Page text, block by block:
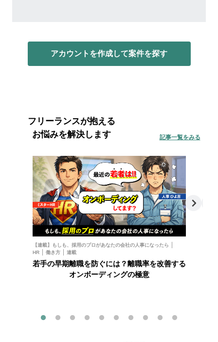
アカウントを作成して案件を探す
フリーランスが抱える
お悩みを解決します
【連載】もしも、採用のプロがあなたの会社の人事になったら
HR
働き方 連載
若手の早期離職を防ぐには？離職率を改善する
オンボーディングの極意
記事一覧をみる